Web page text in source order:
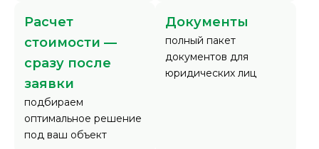
Расчет
стоимости —
сразу после
заявки
подбираем
оптимальное решение
под ваш объект
Документы
полный пакет
документов для
юридических лиц